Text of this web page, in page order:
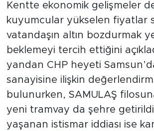
Kentte ekonomik gelişmeler
kuyumcular yükselen fiyatlar
vatandaşın altın bozdurmak
beklemeyi tercih ettiğini
yandan CHP heyeti
sanayisine ilişkin
bulunurken, SAMULAŞ
yeni tramvay da şehre
yaşanan istismar iddiası ise